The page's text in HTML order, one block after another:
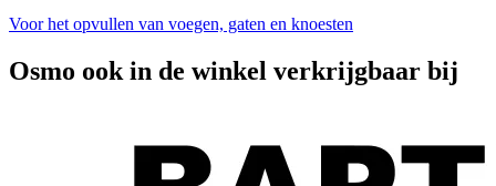
Voor het opvullen van voegen, gaten en knoesten
Osmo ook in de winkel verkrijgbaar bij